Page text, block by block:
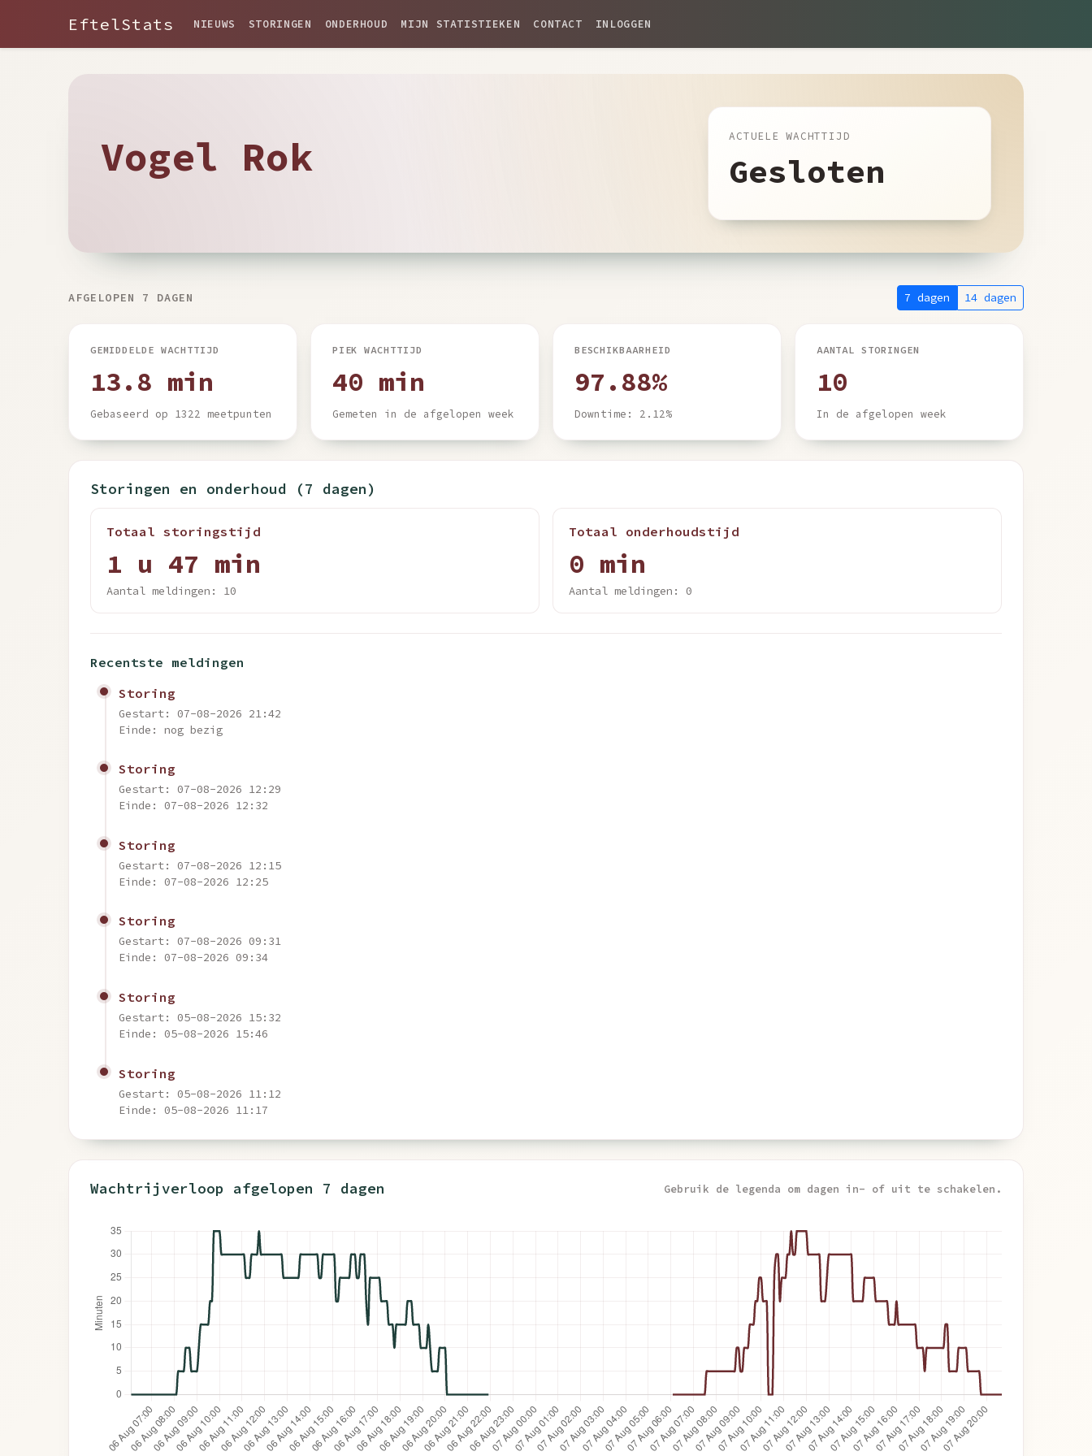
EftelStats NIEUWS STORINGEN ONDERHOUD MIJN STATISTIEKEN CONTACT INLOGGEN
Vogel Rok ACTUELE WACHTTIJD
Gesloten
AFGELOPEN 7 DAGEN 7 dagen 14 dagen
GEMIDDELDE WACHTTIJD
13.8 min
Gebaseerd op 1322 meetpunten
PIEK WACHTTIJD
40 min
Gemeten in de afgelopen week
BESCHIKBAARHEID
97.88%
Downtime: 2.12%
AANTAL STORINGEN
10
In de afgelopen week
Storingen en onderhoud (7 dagen)
Totaal storingstijd
1 u 47 min
Aantal meldingen: 10
Totaal onderhoudstijd
0 min
Aantal meldingen: 0
Recentste meldingen
Storing
Gestart: 07-08-2026 21:42
Einde: nog bezig
Storing
Gestart: 07-08-2026 12:29
Einde: 07-08-2026 12:32
Storing
Gestart: 07-08-2026 12:15
Einde: 07-08-2026 12:25
Storing
Gestart: 07-08-2026 09:31
Einde: 07-08-2026 09:34
Storing
Gestart: 05-08-2026 15:32
Einde: 05-08-2026 15:46
Storing
Gestart: 05-08-2026 11:12
Einde: 05-08-2026 11:17
Wachtrijverloop afgelopen 7 dagen Gebruik de legenda om dagen in- of uit te schakelen.